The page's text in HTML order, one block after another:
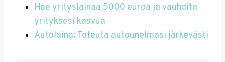
Hae yrityslainaa 5000 euroa ja vauhdita
yrityksesi kasvua
Autolaina: Toteuta autounelmasi järkevästi